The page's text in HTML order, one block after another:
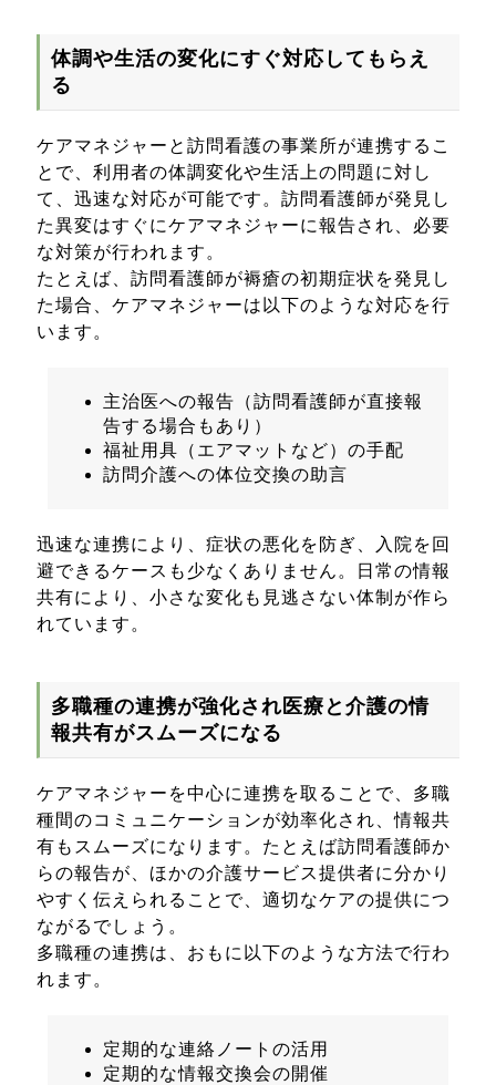
体調や生活の変化にすぐ対応してもらえ
る
ケアマネジャーと訪問看護の事業所が連携するこ
とで、利用者の体調変化や生活上の問題に対し
て、迅速な対応が可能です。訪問看護師が発見し
た異変はすぐにケアマネジャーに報告され、必要
な対策が行われます。
たとえば、訪問看護師が褥瘡の初期症状を発見し
た場合、ケアマネジャーは以下のような対応を行
います。
主治医への報告（訪問看護師が直接報
告する場合もあり）
福祉用具（エアマットなど）の手配
訪問介護への体位交換の助言
迅速な連携により、症状の悪化を防ぎ、入院を回
避できるケースも少なくありません。日常の情報
共有により、小さな変化も見逃さない体制が作ら
れています。
多職種の連携が強化され医療と介護の情
報共有がスムーズになる
ケアマネジャーを中心に連携を取ることで、多職
種間のコミュニケーションが効率化され、情報共
有もスムーズになります。たとえば訪問看護師か
らの報告が、ほかの介護サービス提供者に分かり
やすく伝えられることで、適切なケアの提供につ
ながるでしょう。
多職種の連携は、おもに以下のような方法で行わ
れます。
定期的な連絡ノートの活用
定期的な情報交換会の開催